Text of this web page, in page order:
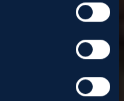
aria